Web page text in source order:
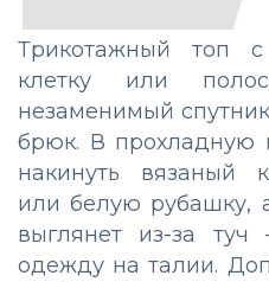
Трикотажный топ
клетку или
незаменимый
брюк. В прохладную
накинуть вязаный
или белую рубашку,
выглянет из-за туч
одежду на талии.